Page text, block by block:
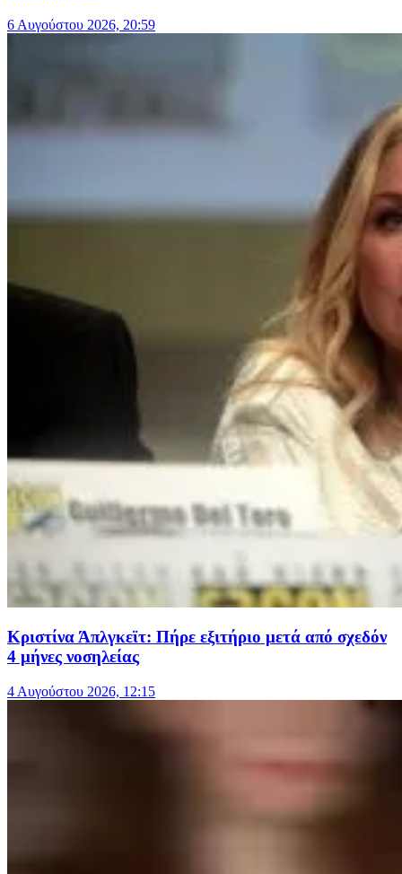
6 Αυγούστου 2026, 20:59
Κριστίνα Άπλγκεϊτ: Πήρε εξιτήριο μετά από σχεδόν
4 μήνες νοσηλείας
4 Αυγούστου 2026, 12:15